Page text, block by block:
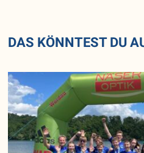
DAS KÖNNTEST DU